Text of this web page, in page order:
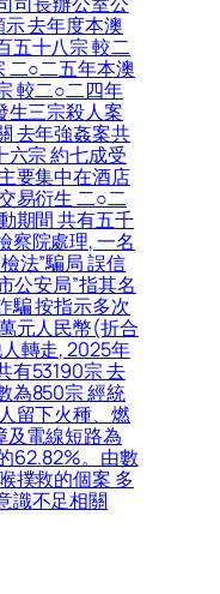
去年度本澳
五十八宗 較二
二○二五年本澳
較二○二四年
生三宗殺人案
去年強姦案共
六宗 約七成受
要集中在酒店
易衍生 二○二
期間 共有五千
察院處理, 一名
法”騙局 誤信
公安局”指其名
騙 按指示多次
元人民幣(折合
轉走, 2025年
有53190宗 去
為850宗 經統
留下火種、燃
電線短路為
62.82%。由數
撲救的個案 多
識不足相關